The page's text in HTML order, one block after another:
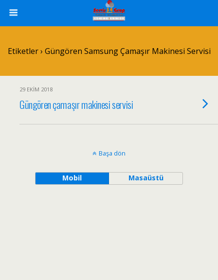
Etiketler › Güngören Samsung Çamaşır Makinesi Servisi
29 EKIM 2018
Güngören çamaşır makinesi servisi
Başa dön
Mobil Masaüstü